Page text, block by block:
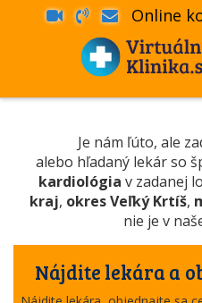
Online
Je nám ľúto, ale
alebo hľadaný lekár so
kardiológia v zadanej
kraj, okres Veľký Krtíš,
nie je v
Nájdite lekára a